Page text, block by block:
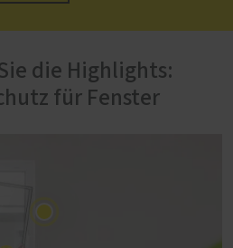
die Highlights:
für Fenster